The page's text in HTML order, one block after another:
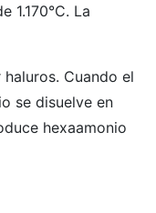
1.170°C. La
Cuando el
se disuelve en
hexaamonio